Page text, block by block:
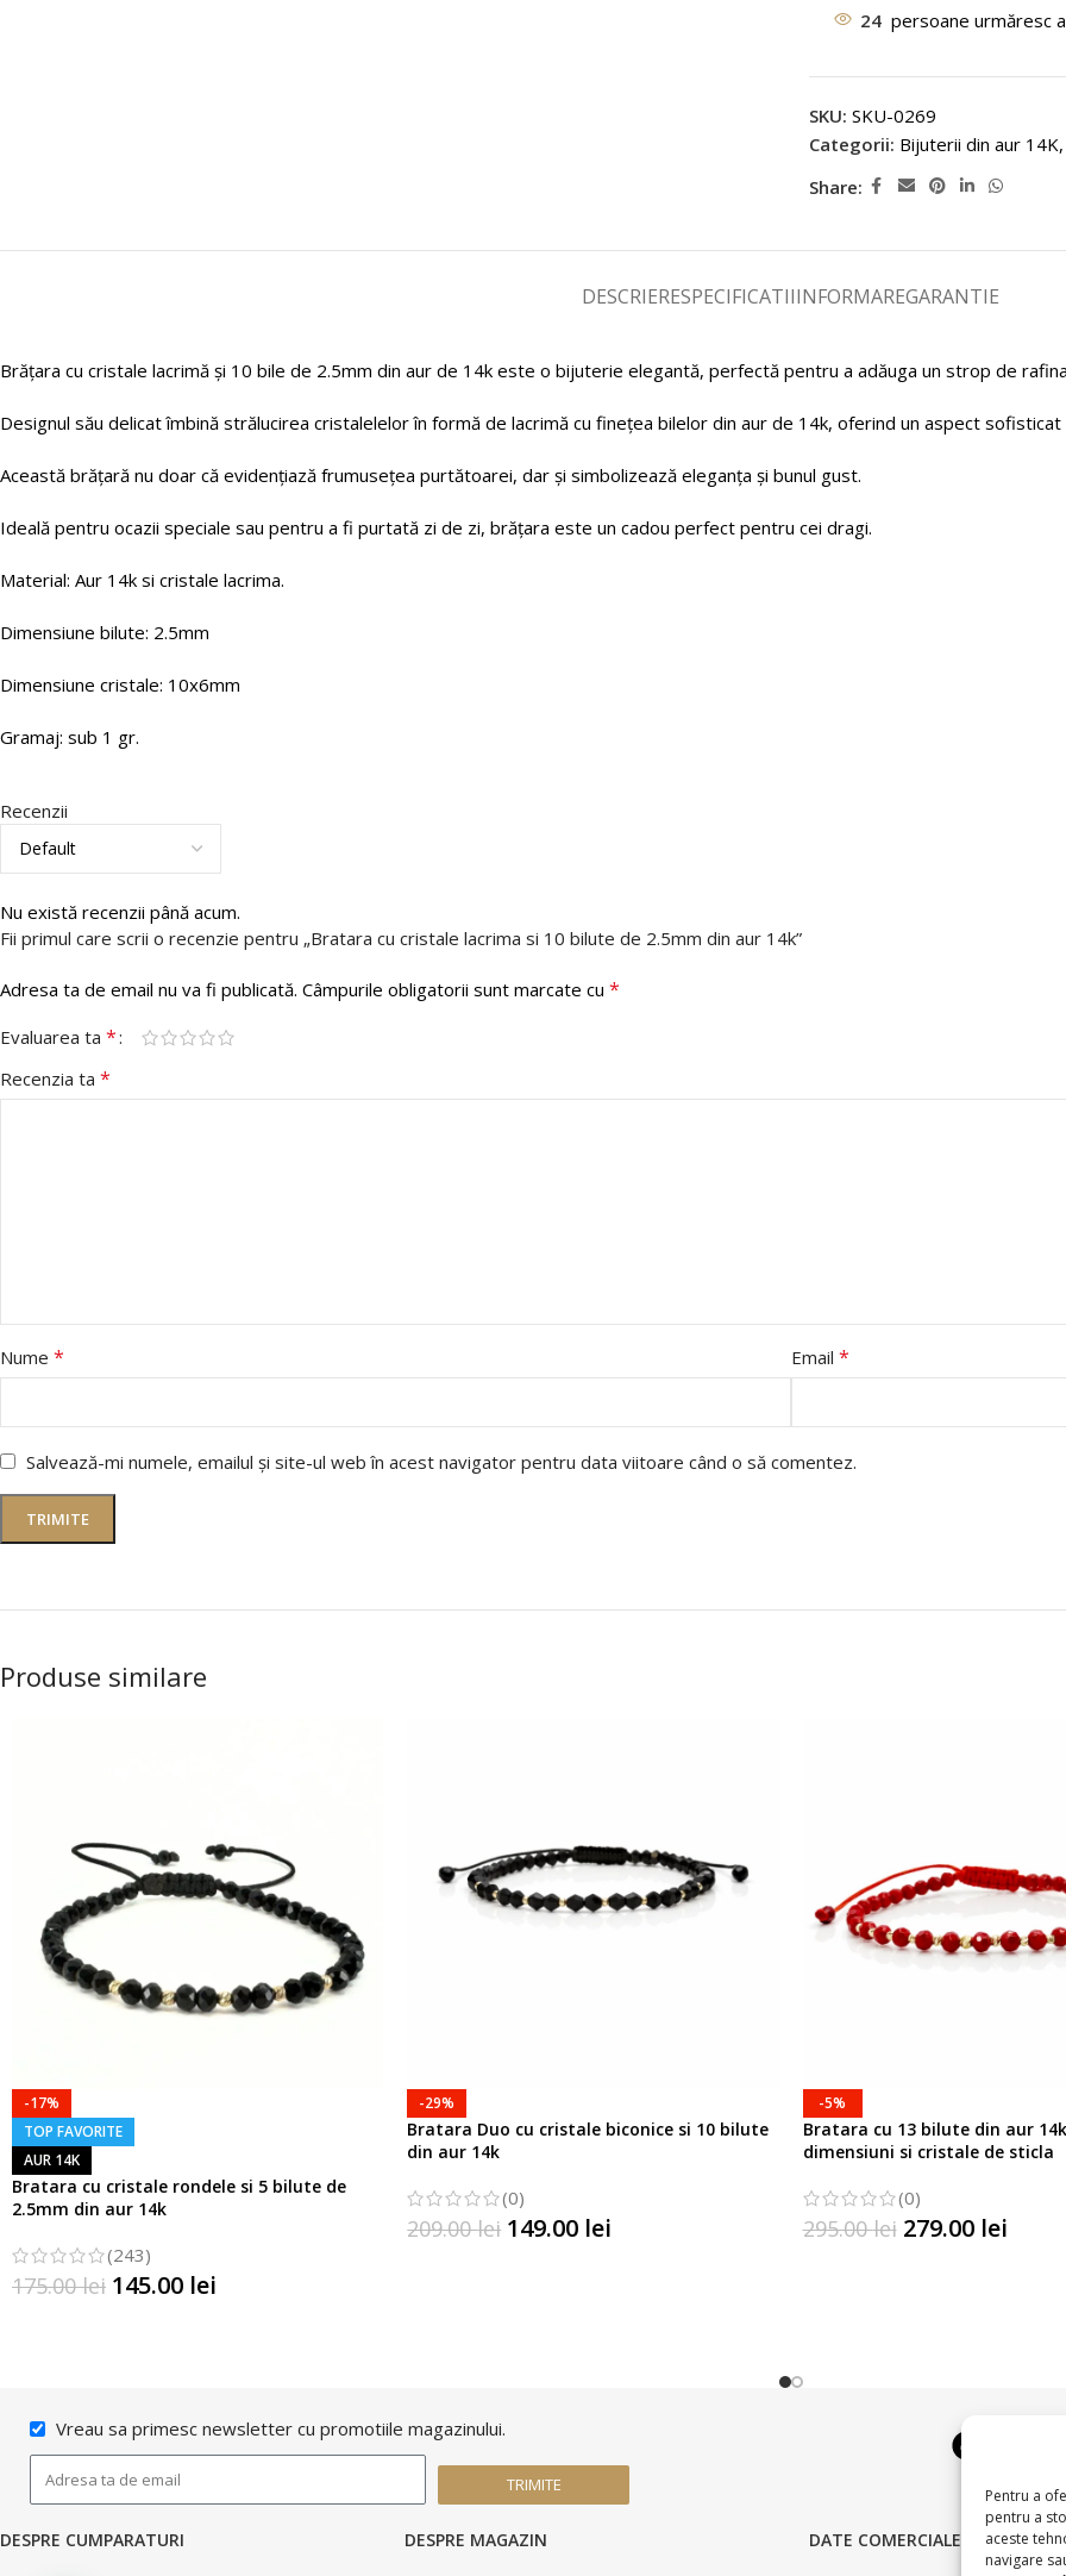
Pentru a
pentru a
aceste
navigare
24 persoane urmăresc
SKU: SKU-0269
Categorii: Bijuterii din aur 14K,
Share:
DESCRIERESPECIFICATIIINFORMAREGARANTIE
Brățara cu cristale lacrimă și 10 bile de 2.5mm din aur de 14k este o bijuterie elegantă, perfectă pentru a adăuga un strop de
Designul său delicat îmbină strălucirea cristalelelor în formă de lacrimă cu finețea bilelor din aur de 14k, oferind un aspect sofisticat
Această brățară nu doar că evidențiază frumusețea purtătoarei, dar și simbolizează eleganța și bunul gust.
Ideală pentru ocazii speciale sau pentru a fi purtată zi de zi, brățara este un cadou perfect pentru cei dragi.
Material: Aur 14k si cristale lacrima.
Dimensiune bilute: 2.5mm
Dimensiune cristale: 10x6mm
Gramaj: sub 1 gr.
Recenzii
Nu există recenzii până acum.
Fii primul care scrii o recenzie pentru „Bratara cu cristale lacrima si 10 bilute de 2.5mm din aur 14k”
Adresa ta de email nu va fi publicată. Câmpurile obligatorii sunt marcate cu *
Evaluarea ta *
Recenzia ta *
Nume * Email *
Salvează-mi numele, emailul și site-ul web în acest navigator pentru data viitoare când o să comentez.
Produse similare
-17%
TOP FAVORITE
AUR 14K
Bratara cu cristale rondele si 5 bilute de
2.5mm din aur 14k
(243)
175.00lei 145.00 lei
-29%
Bratara Duo cu cristale biconice si 10 bilute
din aur 14k
(0)
209.00lei 149.00 lei
-5%
Bratara cu 13 bilute din aur
dimensiuni si cristale de sticla
(0)
295.00lei 279.00 lei
Vreau sa primesc newsletter cu promotiile magazinului.
TRIMITE
DESPRE CUMPARATURI DESPRE MAGAZIN DATE COMERCIALE